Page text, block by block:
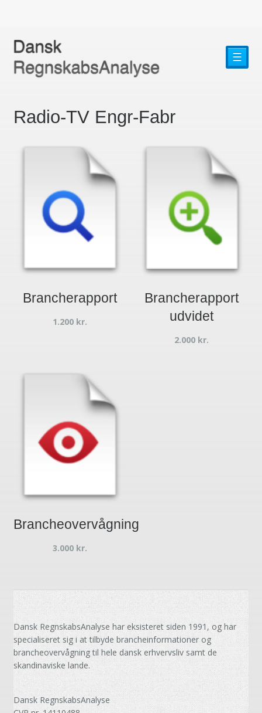
☰
Radio-TV Engr-Fabr
Brancherapport
1.200 kr.
Brancherapport
udvidet
2.000 kr.
Brancheovervågning
3.000 kr.
Dansk RegnskabsAnalyse har eksisteret siden 1991, og har
specialiseret sig i at tilbyde brancheinformationer og
brancheovervågning til hele dansk erhvervsliv samt de
skandinaviske lande.
Dansk RegnskabsAnalyse